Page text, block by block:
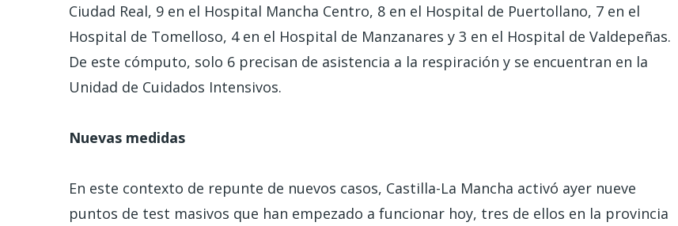
Ciudad Real, 9 en el Hospital Mancha Centro, 8 en el Hospital de Puertollano, 7 en el
Hospital de Tomelloso, 4 en el Hospital de Manzanares y 3 en el Hospital de Valdepeñas.
De este cómputo, solo 6 precisan de asistencia a la respiración y se encuentran en la
Unidad de Cuidados Intensivos.
Nuevas medidas
En este contexto de repunte de nuevos casos, Castilla-La Mancha activó ayer nueve
puntos de test masivos que han empezado a funcionar hoy, tres de ellos en la provincia